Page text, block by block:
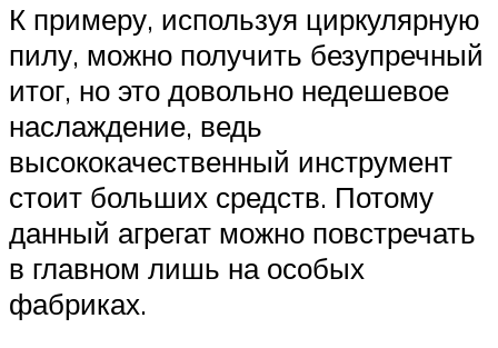
К примеру, используя циркулярную
пилу, можно получить безупречный
итог, но это довольно недешевое
наслаждение, ведь
высококачественный инструмент
стоит больших средств. Потому
данный агрегат можно повстречать
в главном лишь на особых
фабриках.